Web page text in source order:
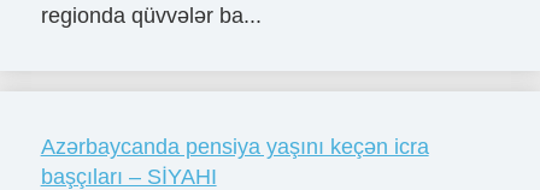
regionda qüvvələr ba...
Azərbaycanda pensiya yaşını keçən icra
başçıları – SİYAHI